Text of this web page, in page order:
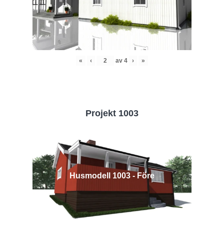
« ‹ av 4 › »
Projekt 1003
Husmodell 1003 - Före